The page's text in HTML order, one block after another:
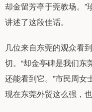
却金留芳亭于莞教场。
讲述了这段佳话。
几位来自东莞的观众看
切。“却金亭碑是我们东
还能看到它。”市民周女
现在东莞外贸这么强，